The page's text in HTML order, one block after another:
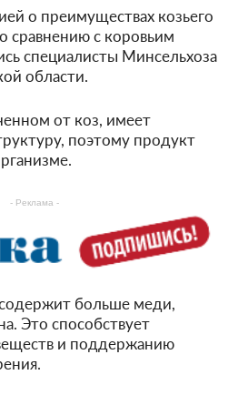
о преимуществах козьего
сравнению с коровьим
специалисты Минсельхоза
области.
от коз, имеет
поэтому продукт
- Реклама -
больше меди,
Это способствует
и поддержанию